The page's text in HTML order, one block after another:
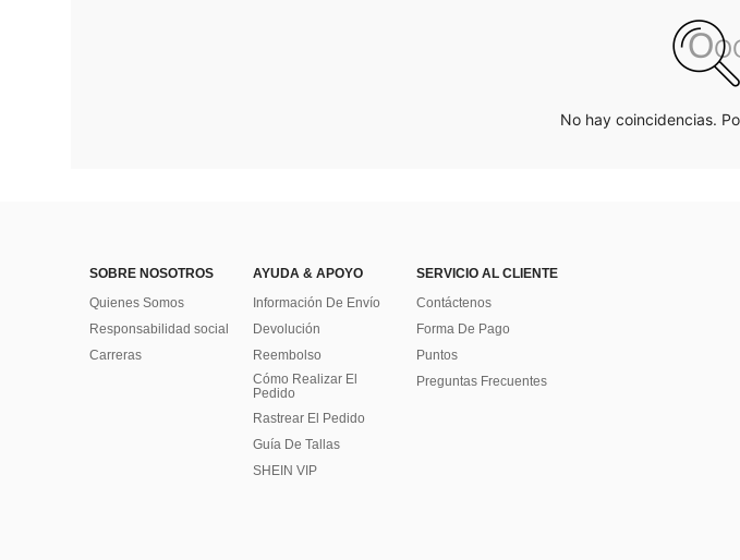
No hay coincidencias.
SOBRE NOSOTROS
Quienes Somos
Responsabilidad social
Carreras
AYUDA & APOYO
Información De Envío
Devolución
Reembolso
Cómo Realizar El
Pedido
Rastrear El Pedido
Guía De Tallas
SHEIN VIP
SERVICIO AL CLIENTE
Contáctenos
Forma De Pago
Puntos
Preguntas Frecuentes